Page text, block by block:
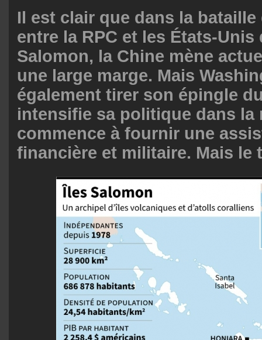
Il est clair que dans la
entre la RPC et les États-Unis
Salomon, la Chine mène
une large marge. Mais
également tirer son épingle
intensifie sa politique dans la
commence à fournir une
financière et militaire. Mais le